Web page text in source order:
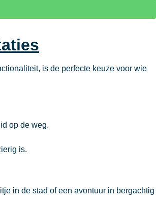
is de perfecte keuze voor wie
op de weg.
is.
in de stad of een avontuur in bergachtig